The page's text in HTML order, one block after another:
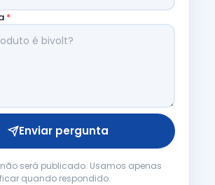
*
Enviar pergunta
será publicado. Usamos apenas
quando respondido.